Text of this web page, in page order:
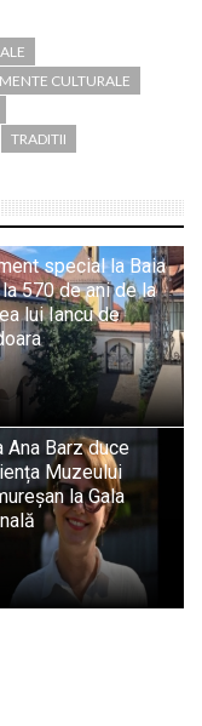
CULTURALE
TRADITII
special la Baia
570 de ani de la
lui Iancu de
Ana Barz duce
Muzeului
la Gala